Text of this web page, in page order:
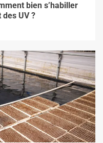
bien s’habiller
UV ?